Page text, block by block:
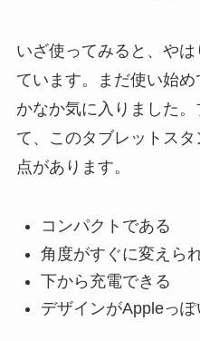
いざ使ってみると、や
ています。まだ使い始
かなか気に入りました
て、このタブレットス
点があります。
コンパクトである
角度がすぐに変えら
下から充電できる
デザインがAppleっぽ